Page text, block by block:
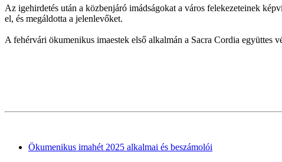
Az igehirdetés után a közbenjáró imádságokat a város felekezeteinek
el, és megáldotta a jelenlevőket.
A fehérvári ökumenikus imaestek első alkalmán a Sacra Cordia együttes
Ökumenikus imahét 2025 alkalmai és beszámolói